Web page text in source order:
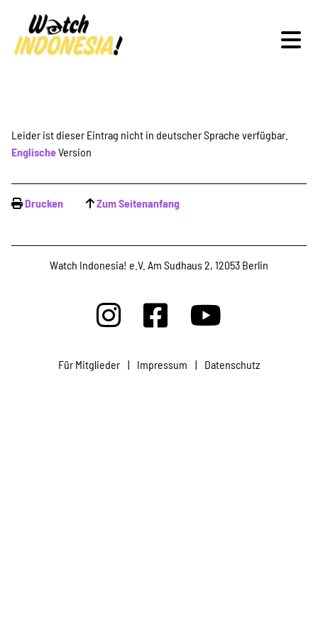
Schwerpunkte
Veranstaltungen
Publikationen
Projekte
Leider ist dieser Eintrag nicht in deutscher Sprache verfügbar.
EnglischeVersion
Drucken Zum Seitenanfang
Watch Indonesia! e.V. Am Sudhaus 2, 12053 Berlin
Für Mitglieder | Impressum | Datenschutz